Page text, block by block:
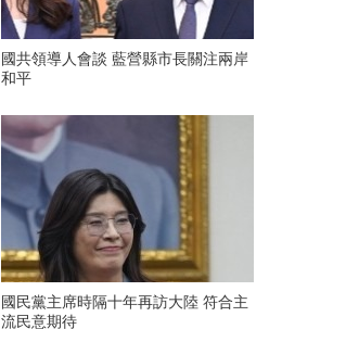
國共領導人會談 藍營縣市長關注兩岸
和平
國民黨主席時隔十年再訪大陸 符合主
流民意期待